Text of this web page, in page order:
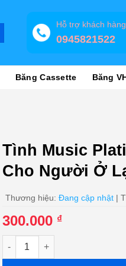
Hỗ trợ khách hàng
0945821522
Băng Cassette Băng
Tình Music
Cho Người Ở
Thương hiệu: Đang cập nhật |
300.000 ₫
Tình Music Platinum Series